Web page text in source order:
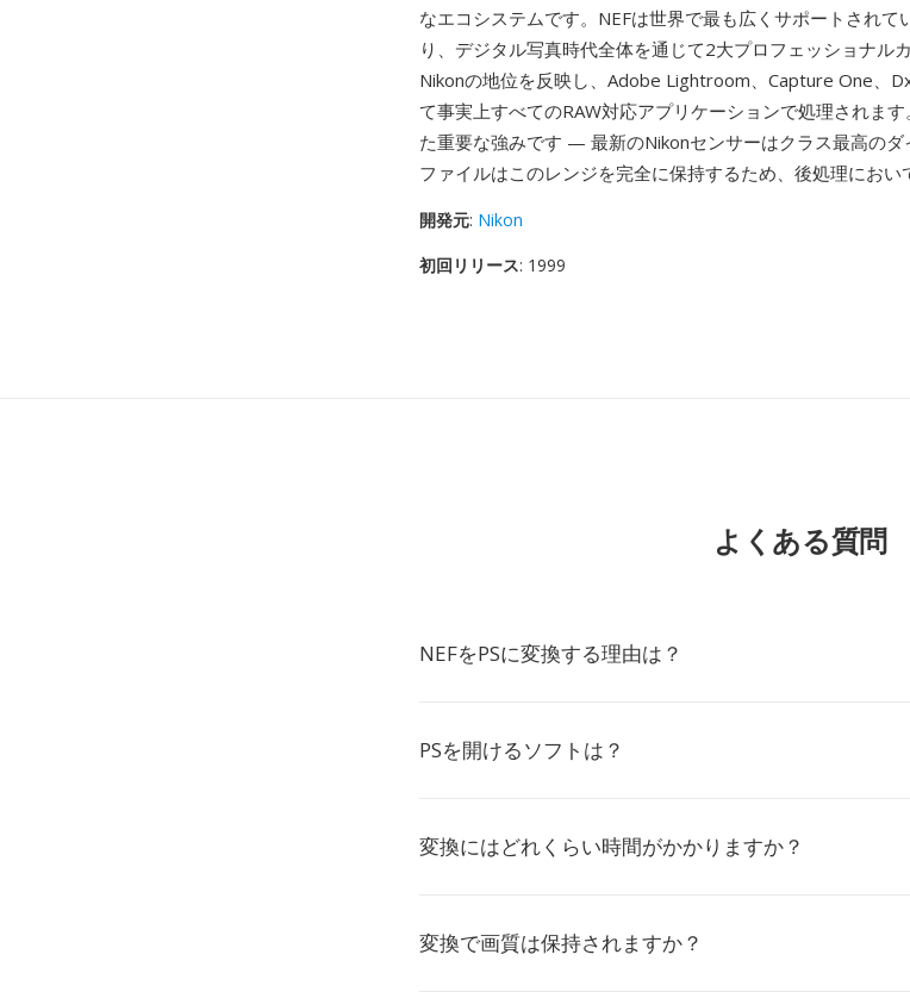
なエコシステムです。NEFは世界で最も広くサポートされて
り、デジタル写真時代全体を通じて2大プロフェッショナル
Nikonの地位を反映し、Adobe Lightroom、Capture One、
て事実上すべてのRAW対応アプリケーションで処理されま
た重要な強みです — 最新のNikonセンサーはクラス最高の
ファイルはこのレンジを完全に保持するため、後処理におい
開発元: Nikon
初回リリース: 1999
よくある質問
NEFをPSに変換する理由は？
PSを開けるソフトは？
変換にはどれくらい時間がかかりますか？
変換で画質は保持されますか？